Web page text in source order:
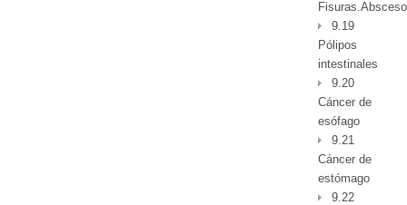
9.19
Pólipos
intestinales
9.20
Cáncer de
esófago
9.21
Cáncer de
estómago
9.22